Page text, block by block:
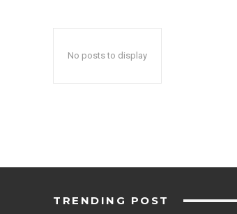
No posts to display
TRENDING POST